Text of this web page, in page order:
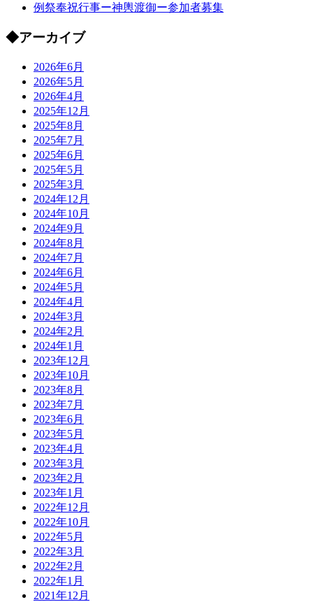
例祭奉祝行事ー神輿渡御ー参加者募集
◆アーカイブ
2026年6月
2026年5月
2026年4月
2025年12月
2025年8月
2025年7月
2025年6月
2025年5月
2025年3月
2024年12月
2024年10月
2024年9月
2024年8月
2024年7月
2024年6月
2024年5月
2024年4月
2024年3月
2024年2月
2024年1月
2023年12月
2023年10月
2023年8月
2023年7月
2023年6月
2023年5月
2023年4月
2023年3月
2023年2月
2023年1月
2022年12月
2022年10月
2022年5月
2022年3月
2022年2月
2022年1月
2021年12月